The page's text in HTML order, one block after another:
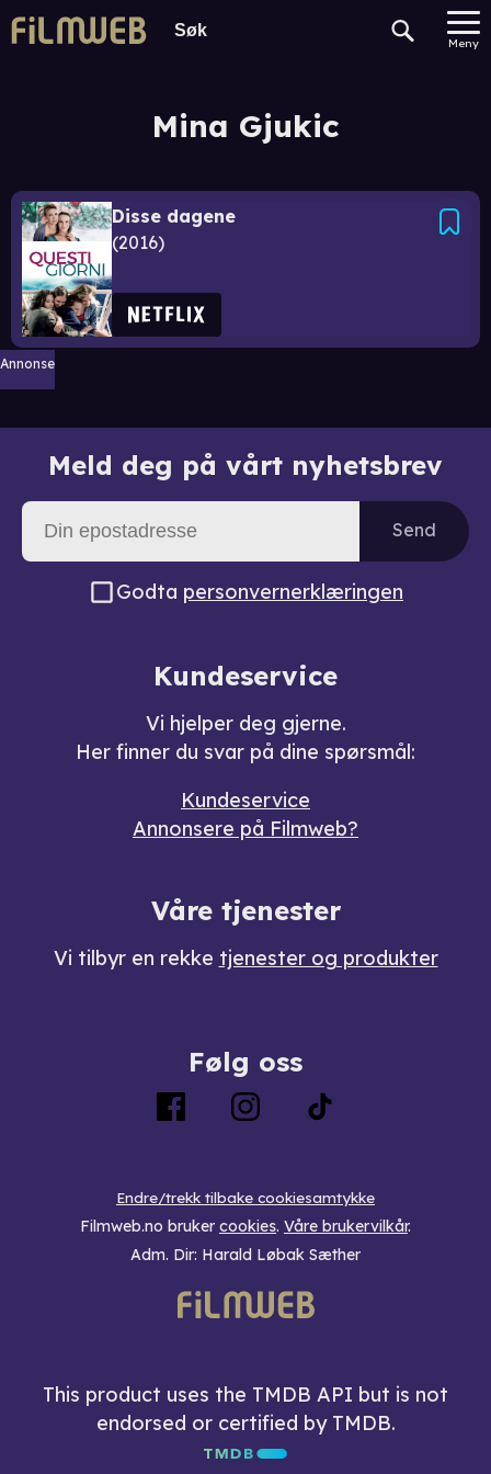
Meny
Mina Gjukic
Disse dagene
2016
Annonse
Meld deg på vårt nyhetsbrev
Send
Godta personvernerklæringen
Kundeservice
Vi hjelper deg gjerne.
Her finner du svar på dine spørsmål:
Kundeservice
Annonsere på Filmweb?
Våre tjenester
Vi tilbyr en rekke tjenester og produkter
Følg oss
Endre/trekk tilbake cookiesamtykke
Filmweb.no bruker cookies. Våre brukervilkår.
Adm. Dir: Harald Løbak Sæther
This product uses the TMDB API but is not
endorsed or certified by TMDB.